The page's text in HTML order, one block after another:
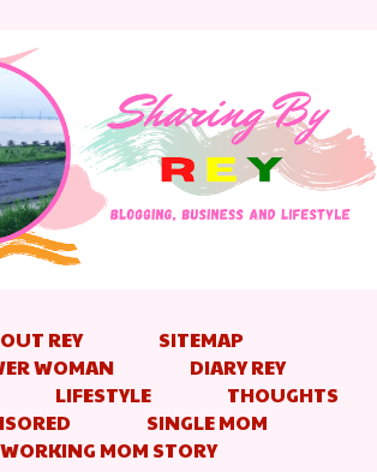
REY
SITEMAP
WOMAN
DIARY REY
LIFESTYLE
THOUGHTS
SINGLE MOM
WORKING MOM STORY